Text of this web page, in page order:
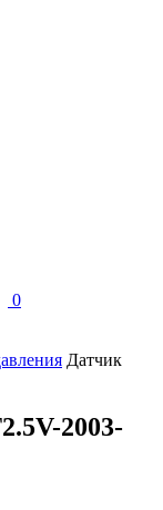
0
Датчик
2003-